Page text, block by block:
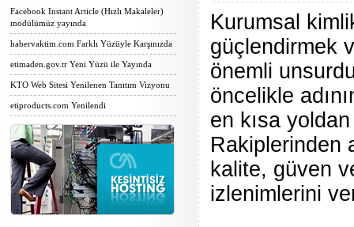
Facebook Instant Article (Hızlı Makaleler)
modülümüz yayında
habervaktim.com Farklı Yüzüyle Karşınızda
etimaden.gov.tr Yeni Yüzü ile Yayında
KTO Web Sitesi Yenilenen Tanıtım Vizyonu
etiproducts.com Yenilendi
Kurumsal
güçlendirmek
önemli
öncelikle
en kısa
Rakiplerinden
kalite, güven
izlenimlerini